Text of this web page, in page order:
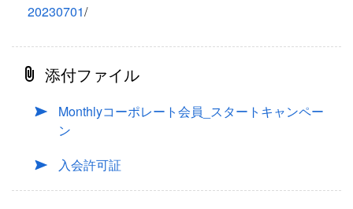
20230701/
添付ファイル
Monthlyコーポレート会員_スタートキャンペー
ン
入会許可証